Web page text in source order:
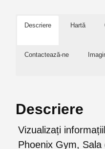
Descriere Hartă
Contactează-ne
Descriere
Vizualizați
Phoenix Gym,